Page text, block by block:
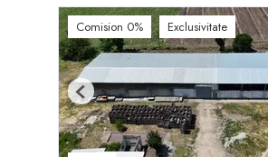
Comision 0% Exclusivitate
Previous